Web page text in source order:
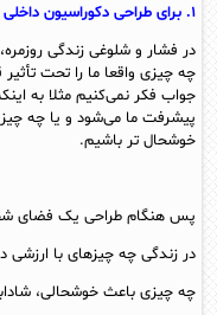
۱. برای طراحی دکوراسیون داخلی منزل با پرسش و پاسخ از خودتان شروع کنید
در فشار و شلوغی زندگی
چه چیزی واقعا ما را تحت
جواب فکر نمی‌کنیم مثلا به
پیشرفت ما می‌شود و یا چه
خوشحال تر باشیم.
پس هنگام طراحی یک فضای
در زندگی چه چیزهای با ارزشی
چه چیزی باعث خوشحالی،